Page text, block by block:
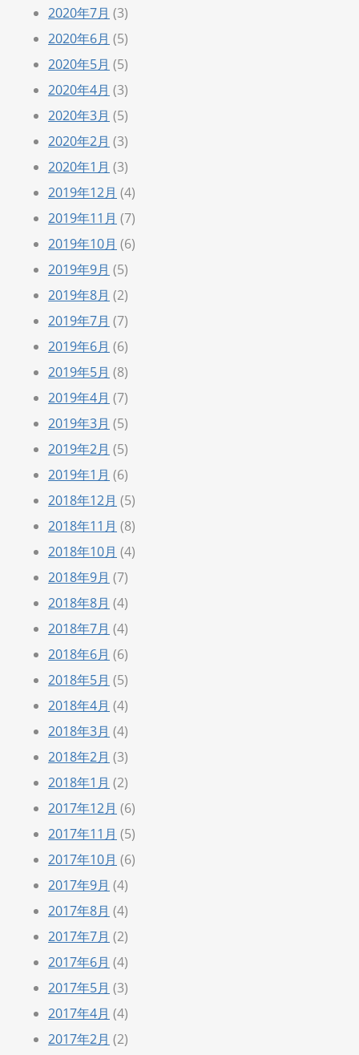
2020年7月 (3)
2020年6月 (5)
2020年5月 (5)
2020年4月 (3)
2020年3月 (5)
2020年2月 (3)
2020年1月 (3)
2019年12月 (4)
2019年11月 (7)
2019年10月 (6)
2019年9月 (5)
2019年8月 (2)
2019年7月 (7)
2019年6月 (6)
2019年5月 (8)
2019年4月 (7)
2019年3月 (5)
2019年2月 (5)
2019年1月 (6)
2018年12月 (5)
2018年11月 (8)
2018年10月 (4)
2018年9月 (7)
2018年8月 (4)
2018年7月 (4)
2018年6月 (6)
2018年5月 (5)
2018年4月 (4)
2018年3月 (4)
2018年2月 (3)
2018年1月 (2)
2017年12月 (6)
2017年11月 (5)
2017年10月 (6)
2017年9月 (4)
2017年8月 (4)
2017年7月 (2)
2017年6月 (4)
2017年5月 (3)
2017年4月 (4)
2017年2月 (2)